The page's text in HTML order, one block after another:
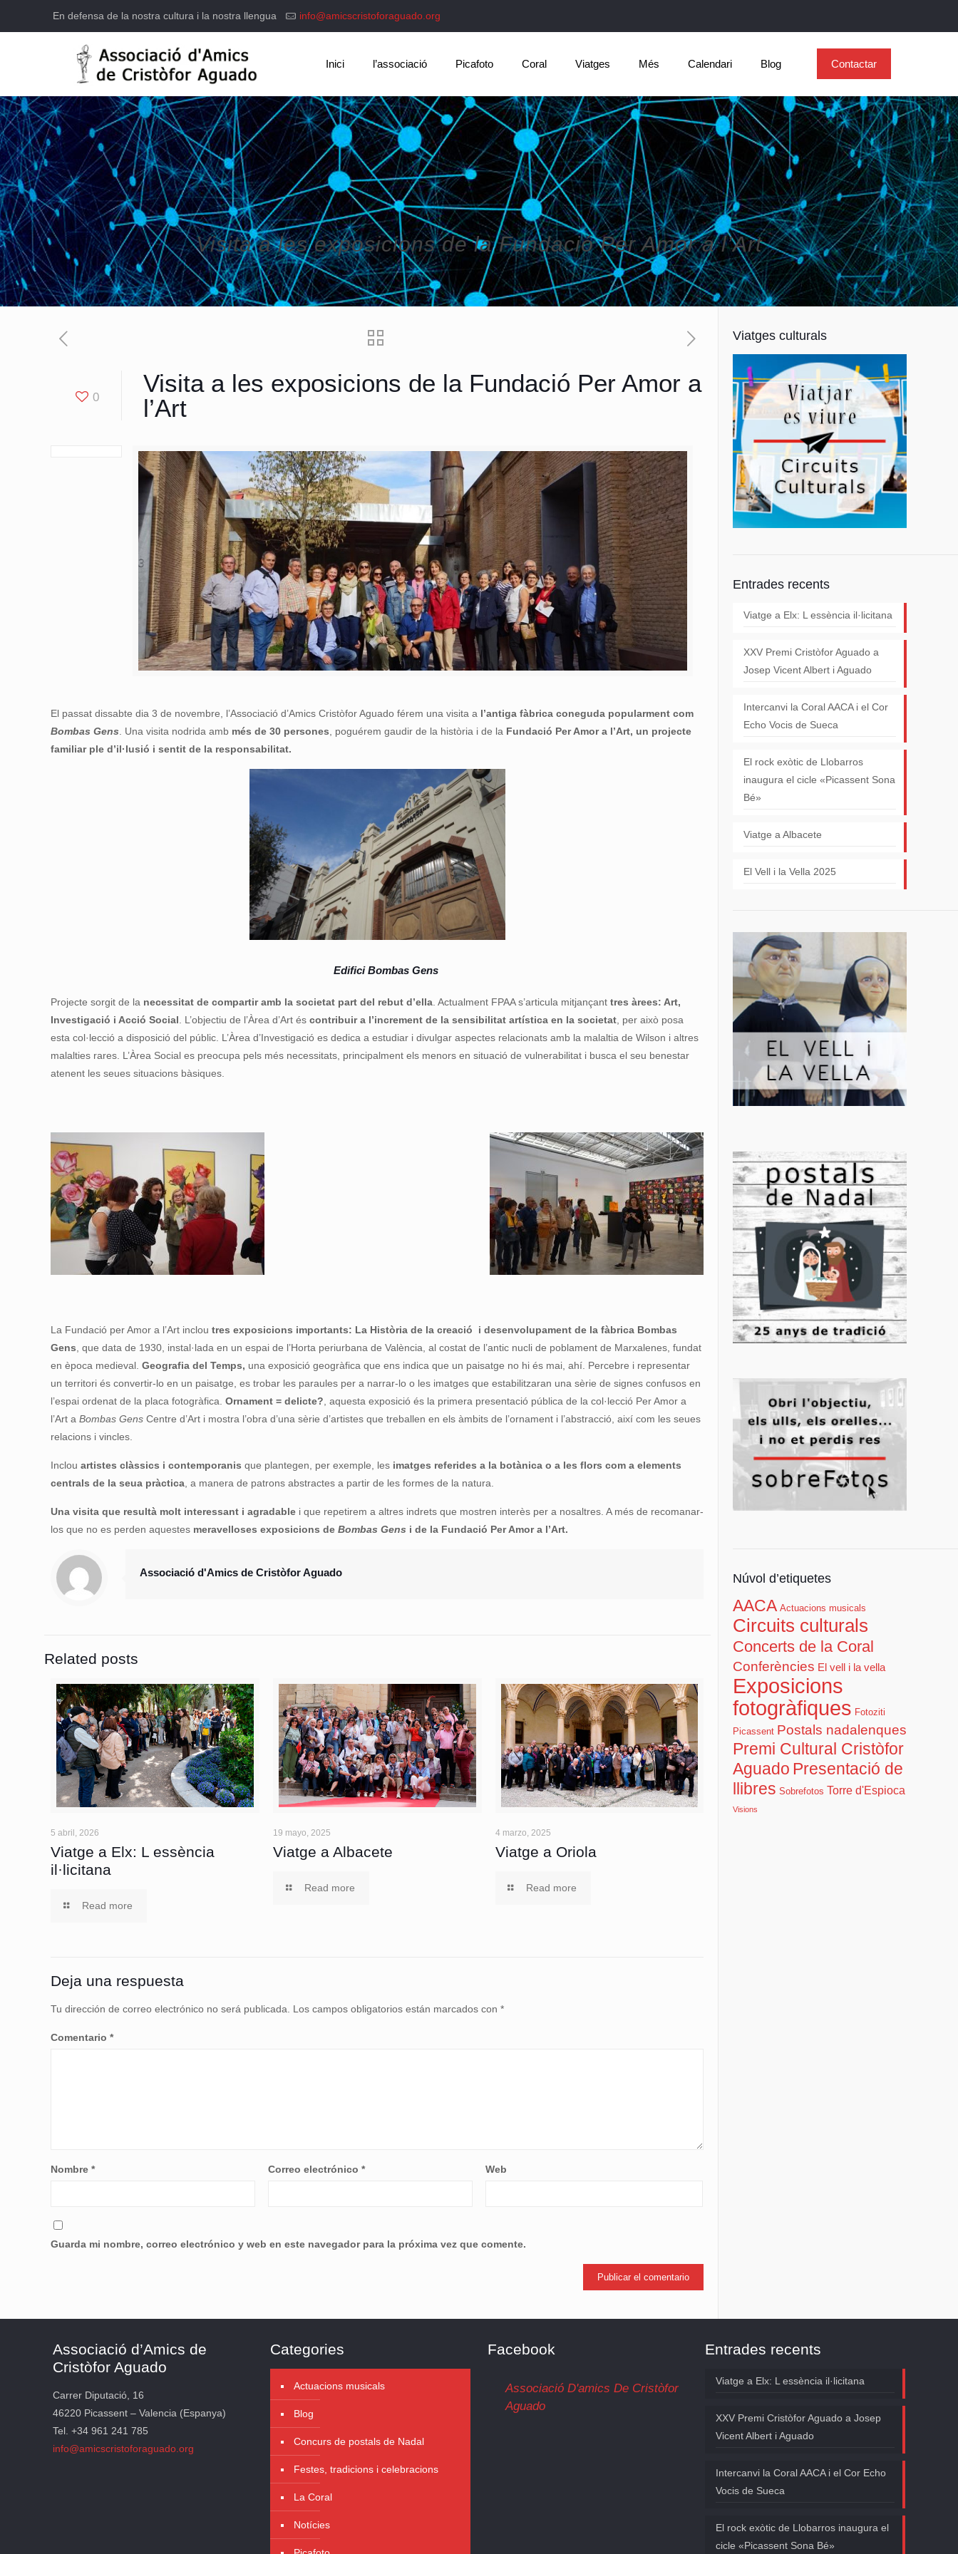
En defensa de la nostra cultura i la nostra llengua info@amicscristoforaguado.org
Inici l’associació Picafoto Coral Viatges Més Calendari Blog Contactar
Visita a les exposicions de la Fundació Per Amor a l’Art
0
Visita a les exposicions de la Fundació Per Amor a
l’Art
El passat dissabte dia 3 de novembre, l’Associació d’Amics Cristòfor Aguado férem una visita a l’antiga fàbrica coneguda popularment com
Bombas Gens. Una visita nodrida amb més de 30 persones, poguérem gaudir de la història i de la Fundació Per Amor a l’Art, un projecte
familiar ple d’il·lusió i sentit de la responsabilitat.
Edifici Bombas Gens
Projecte sorgit de la necessitat de compartir amb la societat part del rebut d’ella . Actualment FPAA s’articula mitjançant tres àrees: Art,
Investigació i Acció Social . L’objectiu de l’Àrea d’Art éscontribuir a l’increment de la sensibilitat artística en la societat , per això posa
esta col·lecció a disposició del públic. L’Àrea d’Investigació es dedica a estudiar i divulgar aspectes relacionats amb la malaltia de Wilson i altres
malalties rares. L’Àrea Social es preocupa pels més necessitats, principalment els menors en situació de vulnerabilitat i busca el seu benestar
atenent les seues situacions bàsiques.
La Fundació per Amor a l’Art incloutres exposicions importants: La Història de la creació i desenvolupament de la fàbrica Bombas
Gens , que data de 1930, instal·lada en un espai de l’Horta periurbana de València, al costat de l’antic nucli de poblament de Marxalenes, fundat
en època medieval.Geografia del Temps, una exposició geogràfica que ens indica que un paisatge no hi és mai, ahí. Percebre i representar
un territori és convertir-lo en un paisatge, es trobar les paraules per a narrar-lo o les imatges que estabilitzaran una sèrie de signes confusos en
l’espai ordenat de la placa fotogràfica. Ornament = delicte? , aquesta exposició és la primera presentació pública de la col·lecció Per Amor a
l’Art aBombas Gens Centre d’Art i mostra l’obra d’una sèrie d’artistes que treballen en els àmbits de l’ornament i l’abstracció, així com les seues
relacions i vincles.
Inclouartistes clàssics i contemporanis que plantegen, per exemple, les imatges referides a la botànica o a les flors com a elements
centrals de la seua pràctica , a manera de patrons abstractes a partir de les formes de la natura.
Una visita que resultà molt interessant i agradable i que repetirem a altres indrets que mostren interès per a nosaltres. A més de recomanar-
los que no es perden aquestes meravelloses exposicions deBombas Gens i de la Fundació Per Amor a l’Art.
Associació d'Amics de Cristòfor Aguado
Related posts
5 abril, 2026
Viatge a Elx: L essència
il·licitana
Read more
19 mayo, 2025
Viatge a Albacete
Read more
4 marzo, 2025
Viatge a Oriola
Read more
Deja una respuesta
Tu dirección de correo electrónico no será publicada. Los campos obligatorios están marcados con*
Comentario*
Nombre* Correo electrónico* Web
Guarda mi nombre, correo electrónico y web en este navegador para la próxima vez que comente.
Viatges culturals
Entrades recents
Viatge a Elx: L essència il·licitana
XXV Premi Cristòfor Aguado a
Josep Vicent Albert i Aguado
Intercanvi la Coral AACA i el Cor
Echo Vocis de Sueca
El rock exòtic de Llobarros
inaugura el cicle «Picassent Sona
Bé»
Viatge a Albacete
El Vell i la Vella 2025
Núvol d’etiquetes
AACA Actuacions musicals
Circuits culturals
Concerts de la Coral
Conferències El vell i la vella
Exposicions
fotogràfiques Fotoziti
Picassent Postals nadalenques
Premi Cultural Cristòfor
Aguado Presentació de
llibres Sobrefotos Torre d'Espioca
Visions
Associació d’Amics de
Cristòfor Aguado
Carrer Diputació, 16
46220 Picassent – Valencia (Espanya)
Tel. +34 961 241 785
info@amicscristoforaguado.org
Categories
Actuacions musicals
Blog
Concurs de postals de Nadal
Festes, tradicions i celebracions
La Coral
Notícies
Facebook
Associació D'amics De Cristòfor
Aguado
Entrades recents
Viatge a Elx: L essència il·licitana
XXV Premi Cristòfor Aguado a Josep
Vicent Albert i Aguado
Intercanvi la Coral AACA i el Cor Echo
Vocis de Sueca
El rock exòtic de Llobarros inaugura el
cicle «Picassent Sona Bé»